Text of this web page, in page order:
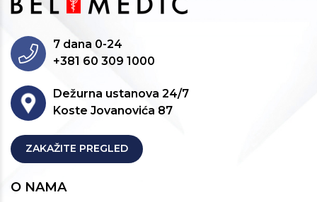
7 dana 0-24
+381 60 309 1000
Dežurna ustanova 24/7
Koste Jovanovića 87
ZAKAŽITE PREGLED
O NAMA